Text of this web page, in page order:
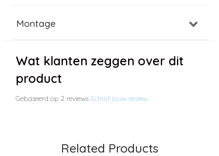
Montage
Wat klanten zeggen over dit
product
Gebaseerd op 2 reviews Schrijf jouw review
Related Products